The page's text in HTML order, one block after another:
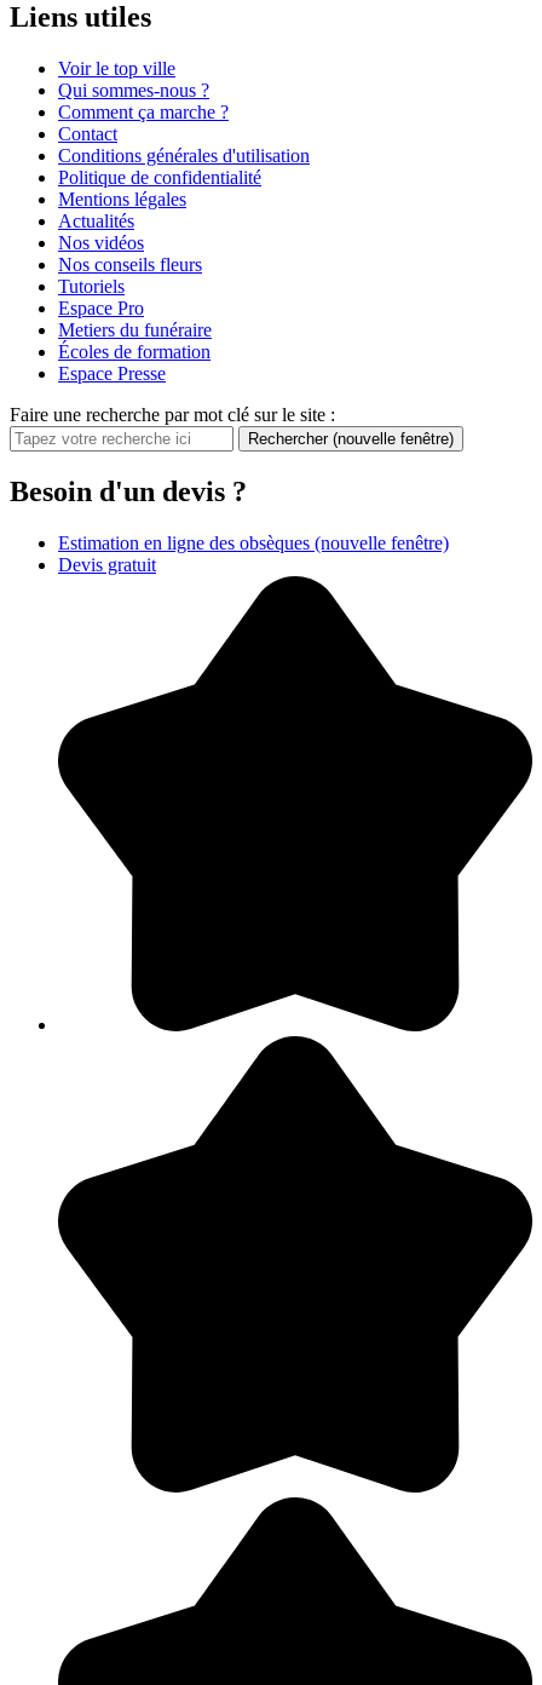
Liens utiles
Voir le top ville
Qui sommes-nous ?
Comment ça marche ?
Contact
Conditions générales d'utilisation
Politique de confidentialité
Mentions légales
Actualités
Nos vidéos
Nos conseils fleurs
Tutoriels
Espace Pro
Metiers du funéraire
Écoles de formation
Espace Presse
Faire une recherche par mot clé sur le site :
Rechercher (nouvelle fenêtre)
Besoin d'un devis ?
Estimation en ligne des obsèques (nouvelle fenêtre)
Devis gratuit